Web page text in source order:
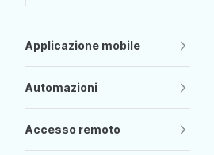
Applicazione mobile
Automazioni
Accesso remoto